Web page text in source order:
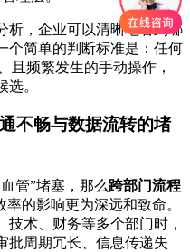
析，企业可以清晰地看到哪
个简单的判断标准是：任何
且频繁发生的手动操作，
选。
不畅与数据流转的堵
管”堵塞，那么跨部门流程
的影响更为深远和致命。
术、财务等多个部门时，
批周期冗长、信息传递失